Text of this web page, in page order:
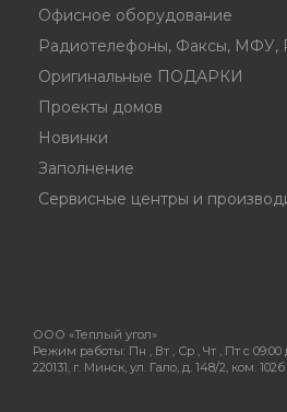
Офисное оборудование
Радиотелефоны, Факсы, МФУ,
Оригинальные ПОДАРКИ
Проекты домов
Новинки
Заполнение
Сервисные центры и
ООО «Теплый угол»
Режим работы: Пн , Вт , Ср , Чт , Пт c 09:00
220131, г. Минск, ул. Гало, д. 148/2, ком. 102б